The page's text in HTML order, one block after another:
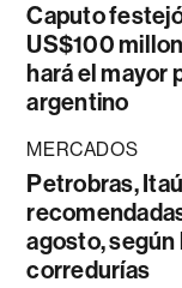
Caputo
US$100
hará el mayor
argentino
MERCADOS
Petrobras,
agosto, según
corredurías